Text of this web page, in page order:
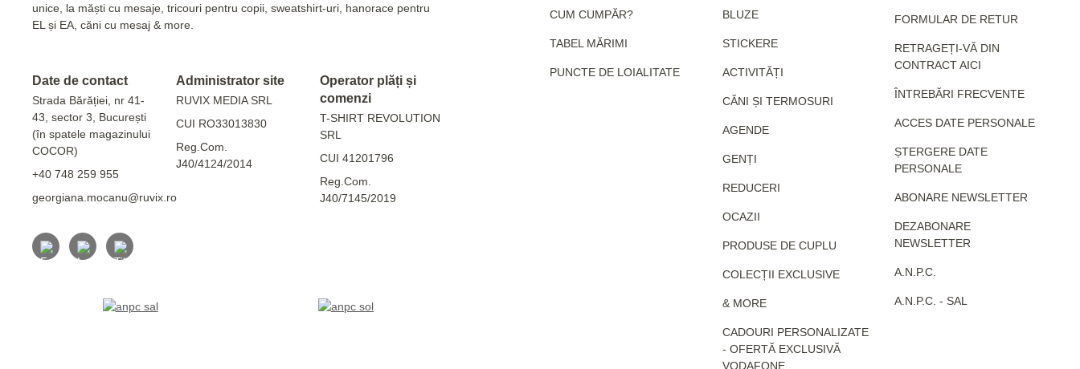
unice, la măști cu mesaje, tricouri pentru copii, sweatshirt-uri, hanorace pentru
EL și EA, căni cu mesaj & more.
Date de contact
Strada Bărăției, nr 41-
43, sector 3, București
(în spatele magazinului
COCOR)
+40 748 259 955
georgiana.mocanu@ruvix.ro
Administrator site
RUVIX MEDIA SRL
CUI RO33013830
Reg.Com.
J40/4124/2014
Operator plăți și
comenzi
T-SHIRT REVOLUTION
SRL
CUI 41201796
Reg.Com.
J40/7145/2019
CUM CUMPĂR?
TABEL MĂRIMI
PUNCTE DE LOIALITATE
BLUZE
STICKERE
ACTIVITĂȚI
CĂNI ȘI TERMOSURI
AGENDE
GENȚI
REDUCERI
OCAZII
PRODUSE DE CUPLU
COLECȚII EXCLUSIVE
& MORE
CADOURI PERSONALIZATE
- OFERTĂ EXCLUSIVĂ
VODAFONE
FORMULAR DE RETUR
RETRAGEȚI-VĂ DIN
CONTRACT AICI
ÎNTREBĂRI FRECVENTE
ACCES DATE PERSONALE
ȘTERGERE DATE
PERSONALE
ABONARE NEWSLETTER
DEZABONARE
NEWSLETTER
A.N.P.C.
A.N.P.C. - SAL